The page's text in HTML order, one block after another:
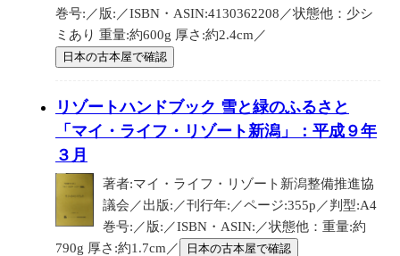
巻号:／版:／ISBN・ASIN:4130362208／状態他：少シ
ミあり 重量:約600g 厚さ:約2.4cm／
日本の古本屋で確認
リゾートハンドブック 雪と緑のふるさと
「マイ・ライフ・リゾート新潟」：平成９年
３月
著者:マイ・ライフ・リゾート新潟整備推進協
議会／出版:／刊行年:／ページ:355p／判型:A4
巻号:／版:／ISBN・ASIN:／状態他：重量:約
790g 厚さ:約1.7cm／
日本の古本屋で確認